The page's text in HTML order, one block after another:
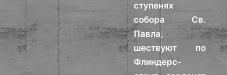
ступенях
собора Св.
Павла,
шествуют по
Флиндерс-